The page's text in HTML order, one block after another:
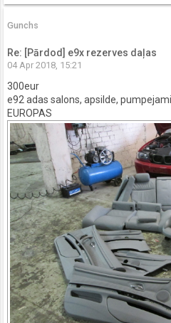
Gunchs
Re: [Pārdod] e9x rezerves daļas
04 Apr 2018, 15:21
300eur
e92 adas salons, apsilde,
EUROPAS